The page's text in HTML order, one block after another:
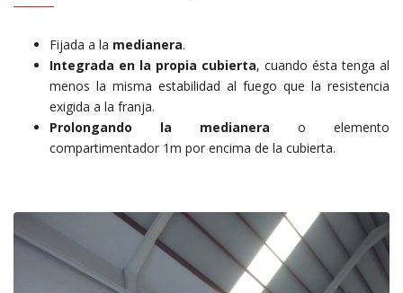
Fijada a la medianera.
Integrada en la propia cubierta, cuando ésta tenga al
menos la misma estabilidad al fuego que la resistencia
exigida a la franja.
Prolongando la medianera o elemento
compartimentador 1m por encima de la cubierta.